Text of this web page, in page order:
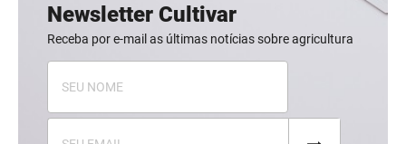
Newsletter Cultivar
Receba por e-mail as últimas notícias sobre agricultura